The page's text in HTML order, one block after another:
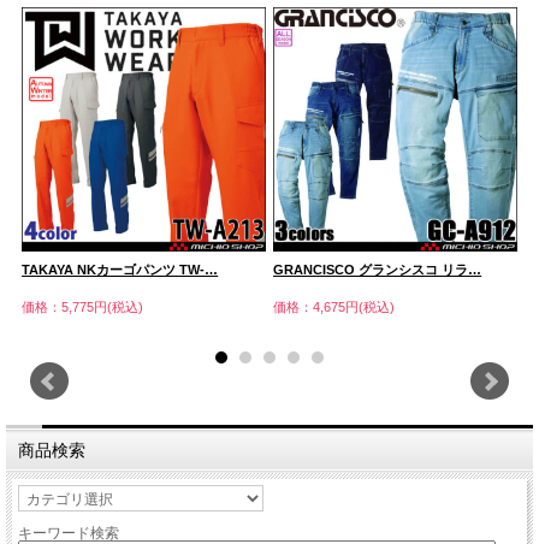
TAKAYA NKカーゴパンツ TW-…
価格：5,775円(税込)
GRANCISCO グランシスコ リラ…
価格：4,675円(税込)
商品検索
キーワード検索